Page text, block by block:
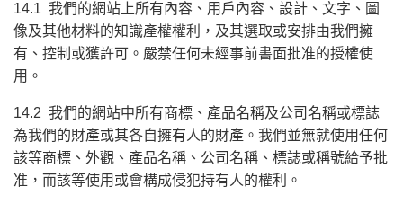
14.1 我們的網站上所有內容、用戶內容、設計、文字、圖
像及其他材料的知識產權權利，及其選取或安排由我們擁
有、控制或獲許可。嚴禁任何未經事前書面批准的授權使
用。
14.2 我們的網站中所有商標、產品名稱及公司名稱或標誌
為我們的財產或其各自擁有人的財產。我們並無就使用任何
該等商標、外觀、產品名稱、公司名稱、標誌或稱號給予批
准，而該等使用或會構成侵犯持有人的權利。